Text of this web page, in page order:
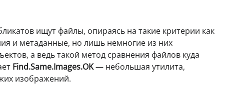
ищут файлы, опираясь на такие критерии как
и метаданные, но лишь немногие из них
а ведь такой метод сравнения файлов куда
Find.Same.Images.OK— небольшая утилита,
изображений.